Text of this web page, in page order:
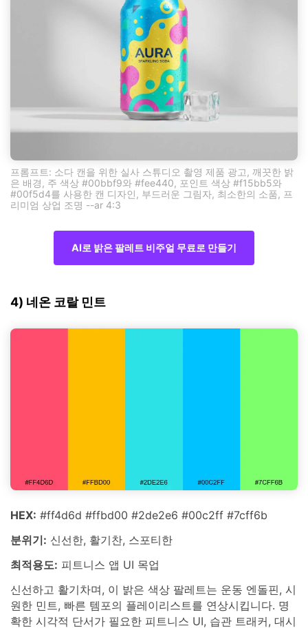
프롬프트: 소다 캔을 위한 실사 스튜디오 촬영 제품 광고, 깨끗한 밝
은 배경, 주 색상 #00bbf9와 #fee440, 포인트 색상 #f15bb5와
#00f5d4를 사용한 캔 디자인, 부드러운 그림자, 최소한의 소품, 프
리미엄 상업 조명 --ar 4:3
AI로 밝은 팔레트 비주얼 무료로 만들기
4) 네온 코랄 민트
HEX: #ff4d6d #ffbd00 #2de2e6 #00c2ff #7cff6b
분위기: 신선한, 활기찬, 스포티한
최적용도: 피트니스 앱 UI 목업
신선하고 활기차며, 이 밝은 색상 팔레트는 운동 엔돌핀, 시
원한 민트, 빠른 템포의 플레이리스트를 연상시킵니다. 명
확한 시각적 단서가 필요한 피트니스 UI, 습관 트래커, 대시